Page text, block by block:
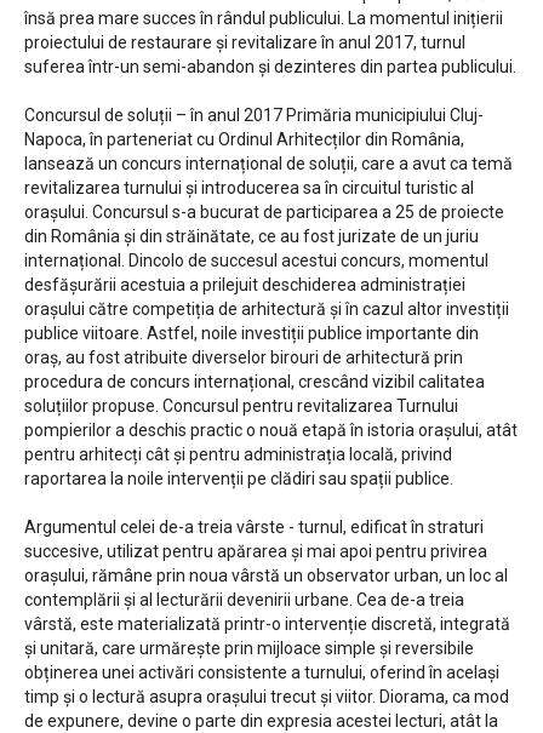
însă prea mare succes în rândul publicului. La momentul inițierii
proiectului de restaurare și revitalizare în anul 2017, turnul
suferea într-un semi-abandon și dezinteres din partea publicului.
Concursul de soluții – în anul 2017 Primăria municipiului Cluj-
Napoca, în parteneriat cu Ordinul Arhitecților din România,
lansează un concurs internațional de soluții, care a avut ca temă
revitalizarea turnului și introducerea sa în circuitul turistic al
orașului. Concursul s-a bucurat de participarea a 25 de proiecte
din România și din străinătate, ce au fost jurizate de un juriu
internațional. Dincolo de succesul acestui concurs, momentul
desfășurării acestuia a prilejuit deschiderea administrației
orașului către competiția de arhitectură și în cazul altor investiții
publice viitoare. Astfel, noile investiții publice importante din
oraș, au fost atribuite diverselor birouri de arhitectură prin
procedura de concurs internațional, crescând vizibil calitatea
soluțiilor propuse. Concursul pentru revitalizarea Turnului
pompierilor a deschis practic o nouă etapă în istoria orașului, atât
pentru arhitecți cât și pentru administrația locală, privind
raportarea la noile intervenții pe clădiri sau spații publice.
Argumentul celei de-a treia vârste - turnul, edificat în straturi
succesive, utilizat pentru apărarea și mai apoi pentru privirea
orașului, rămâne prin noua vârstă un observator urban, un loc al
contemplării și al lecturării devenirii urbane. Cea de-a treia
vârstă, este materializată printr-o intervenție discretă, integrată
și unitară, care urmărește prin mijloace simple și reversibile
obținerea unei activări consistente a turnului, oferind în același
timp și o lectură asupra orașului trecut și viitor. Diorama, ca mod
de expunere, devine o parte din expresia acestei lecturi, atât la